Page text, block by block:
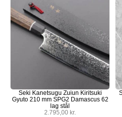
Seki Kanetsugu Zuiun Kiritsuki
Gyuto 210 mm SPG2 Damascus 62
lag stål
2.795,00 kr.